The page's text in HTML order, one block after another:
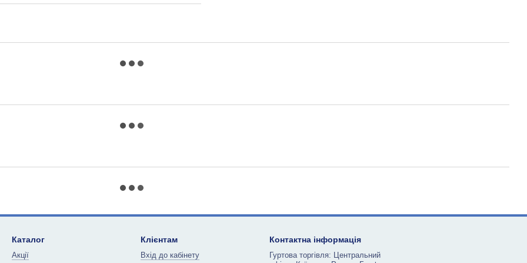
Каталог
Акції
Клієнтам
Вхід до кабінету
Контактна інформація
Гуртова торгівля: Центральний